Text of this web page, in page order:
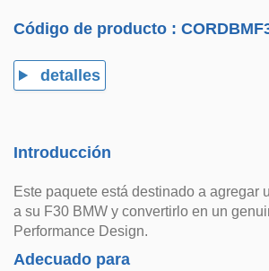
Código de producto :
detalles
Introducción
Este paquete está destinado a agregar
a su F30 BMW y convertirlo en un
Performance Design.
Adecuado para